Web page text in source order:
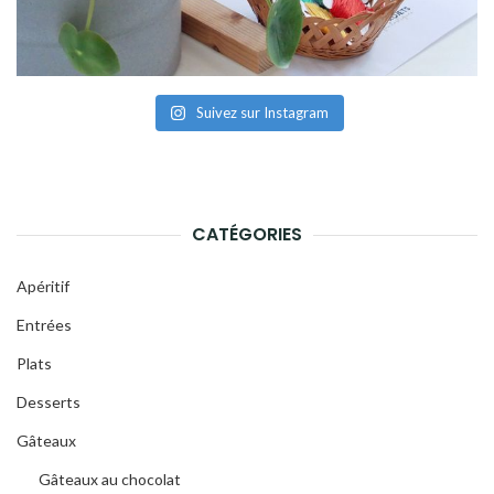
Suivez sur Instagram
CATÉGORIES
Apéritif
Entrées
Plats
Desserts
Gâteaux
Gâteaux au chocolat